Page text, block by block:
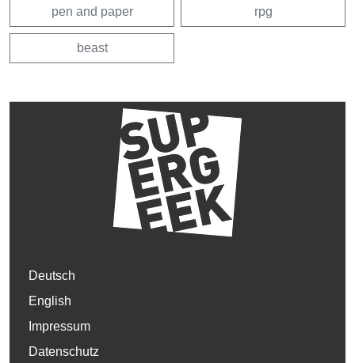
pen and paper rpg
beast
Deutsch
English
Impressum
Datenschutz